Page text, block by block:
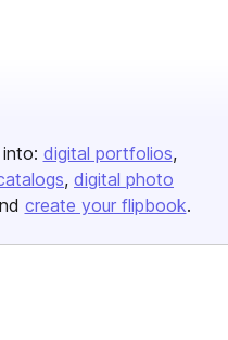
digital portfolios
digital photo
create your flipbook.